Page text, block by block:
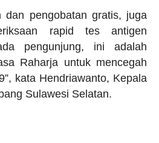
dan pengobatan gratis, juga
rapid tes antigen
pengunjung, ini adalah
Raharja untuk mencegah
kata Hendriawanto, Kepala
Sulawesi Selatan.